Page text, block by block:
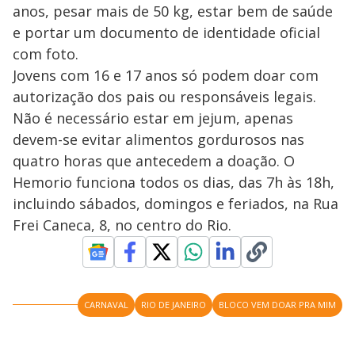
anos, pesar mais de 50 kg, estar bem de saúde
e portar um documento de identidade oficial
com foto.
Jovens com 16 e 17 anos só podem doar com
autorização dos pais ou responsáveis legais.
Não é necessário estar em jejum, apenas
devem-se evitar alimentos gordurosos nas
quatro horas que antecedem a doação. O
Hemorio funciona todos os dias, das 7h às 18h,
incluindo sábados, domingos e feriados, na Rua
Frei Caneca, 8, no centro do Rio.
CARNAVAL RIO DE JANEIRO BLOCO VEM DOAR PRA MIM